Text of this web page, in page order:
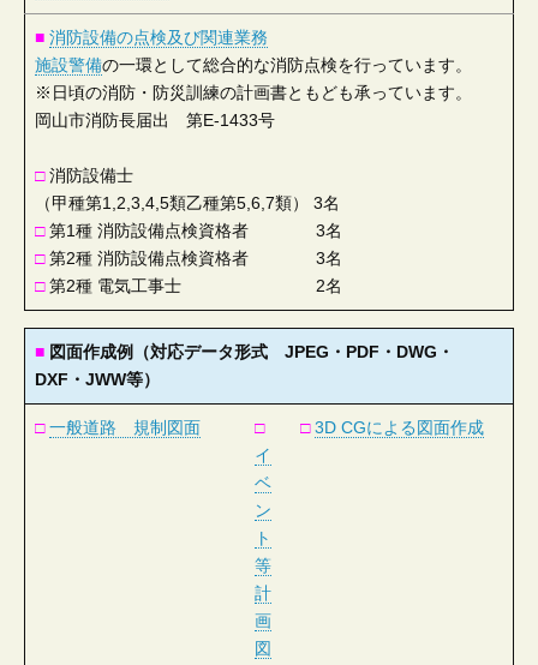
■ 消防設備の点検及び関連業務
施設警備の一環として総合的な消防点検を行っています。
※日頃の消防・防災訓練の計画書ともども承っています。
岡山市消防長届出 第E-1433号
□消防設備士
（甲種第1,2,3,4,5類乙種第5,6,7類） 3名
□第1種 消防設備点検資格者 3名
□第2種 消防設備点検資格者 3名
□第2種 電気工事士 2名
■ 図面作成例（対応データ形式 JPEG・PDF・DWG・
DXF・JWW等）
□ 一般道路 規制図面
□
イ
ベ
ン
ト
等
計
画
図
□ 3D CGによる図面作成